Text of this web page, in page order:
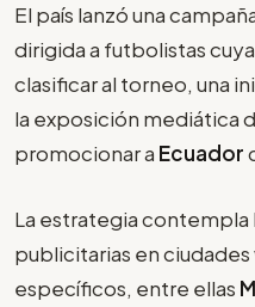
El país lanzó una
dirigida a futbolistas
clasificar al torneo, una
la exposición mediática
promocionar a Ecuador
La estrategia contempla
publicitarias en ciudades
específicos, entre ellas